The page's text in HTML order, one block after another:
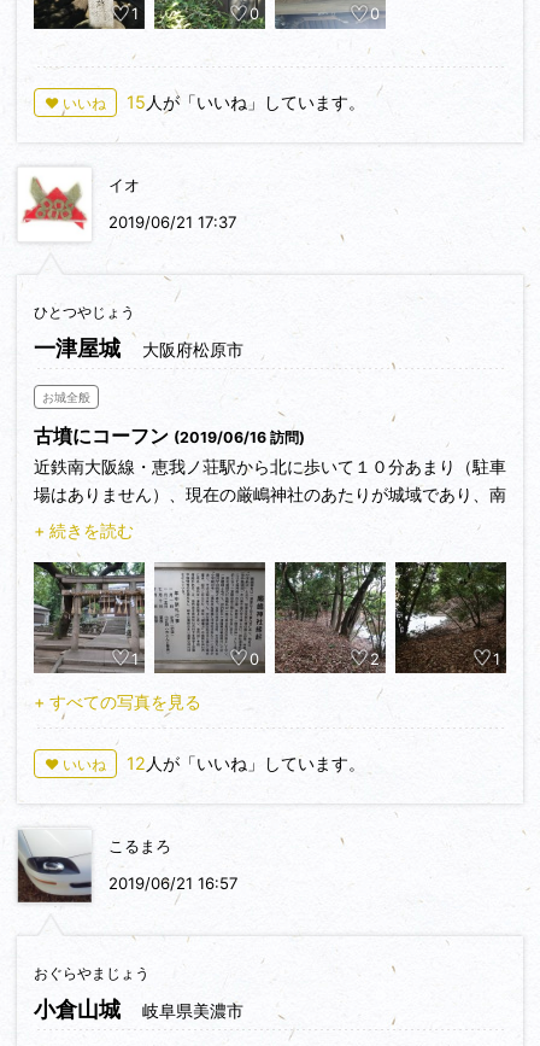
この時「青木城」も何らかの形で参加していると思うのです
「青木城」と「権現山城」は一つのお城だった説もありますの
で、名前にこだわるのは諦めます。
高い場所にある本覚寺がお城跡のようです。
「権現山城」のある公園も見えます。
この２城は国道１号と東海道本線、京浜急行電鉄の線路で分断
されてます。
お城とお城、車や電車で移動した方が早いのですが、「青木
城」と「権現山城」は歩いて行くのが最短です。
1 0 0
♥ いいね 15 人が「いいね」しています。
イオ
2019/06/21 17:37
ひとつやじょう
一津屋城 大阪府松原市
お城全般
古墳にコーフン (2019/06/16 訪問)
近鉄南大阪線・恵我ノ荘駅から北に歩いて１０分あまり（駐車
場はありません）、現在の厳嶋神社のあたりが城域であり、南
北朝期には和田氏が、戦国期には三好氏がこの地にあった古墳
（一津屋古墳）を城として活用したと伝わりますが、織田信長
が三好氏を破って河内を平定したことに伴い、廃城となったも
のと思われます。
厳嶋神社の縁起によれば、社殿があるのは古墳の後円部とのこ
とで、参拝した後、社殿の裏手に回ってみると、社殿を円く取
り囲む水堀が！ 登城時には「神社が城跡」くらいの予備知識
しかなく、あまり期待していなかっただけに、思い掛けず水堀
を発見してテンション大幅ＵＰ！ 古墳を城、周濠を水堀、東
側を流れる東除川を天然の要害とした往時の様子を想像しなが
ら、楽しく散策することができました。
…と言っても、帰ってから見てみると、城びとの城郭情報の遺
構欄にもちゃんと「堀（周濠）」と書かれていますし、古墳の
周囲に周濠がめぐらされているのはごく普通にあることなの
で、思い掛けずも何も、単なる下調べ不足なんですけどね。
+ 続きを読む
1 0 2 1
+ すべての写真を見る
♥ いいね 12 人が「いいね」しています。
こるまろ
2019/06/21 16:57
おぐらやまじょう
小倉山城 岐阜県美濃市